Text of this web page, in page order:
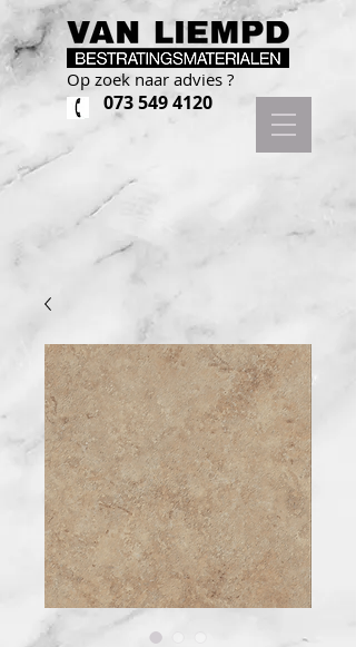
Op zoek naar advies ?
073 549 4120